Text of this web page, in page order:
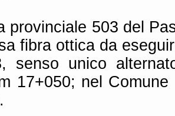
provinciale 503 del
fibra ottica da
senso unico
17+050; nel